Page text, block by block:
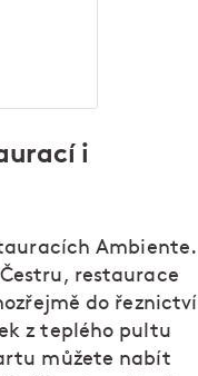
i
Ambiente.
restaurace
do řeznictví
z teplého pultu
můžete nabít